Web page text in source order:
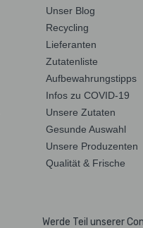
Unser Blog
Recycling
Lieferanten
Zutatenliste
Aufbewahrungstipps
Infos zu COVID-19
Unsere Zutaten
Gesunde Auswahl
Unsere Produzenten
Qualität & Frische
Werde Teil unserer